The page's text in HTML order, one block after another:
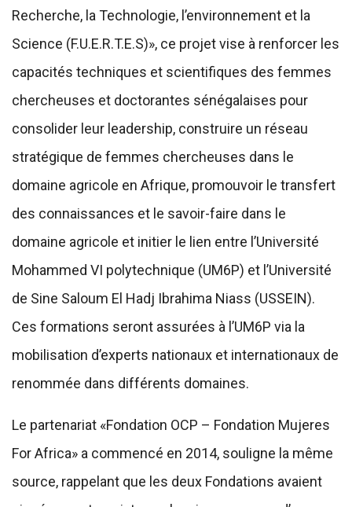
Recherche, la Technologie, l’environnement et la
Science (F.U.E.R.T.E.S)», ce projet vise à renforcer les
capacités techniques et scientifiques des femmes
chercheuses et doctorantes sénégalaises pour
consolider leur leadership, construire un réseau
stratégique de femmes chercheuses dans le
domaine agricole en Afrique, promouvoir le transfert
des connaissances et le savoir-faire dans le
domaine agricole et initier le lien entre l’Université
Mohammed VI polytechnique (UM6P) et l’Université
de Sine Saloum El Hadj Ibrahima Niass (USSEIN).
Ces formations seront assurées à l’UM6P via la
mobilisation d’experts nationaux et internationaux de
renommée dans différents domaines.
Le partenariat «Fondation OCP – Fondation Mujeres
For Africa» a commencé en 2014, souligne la même
source, rappelant que les deux Fondations avaient